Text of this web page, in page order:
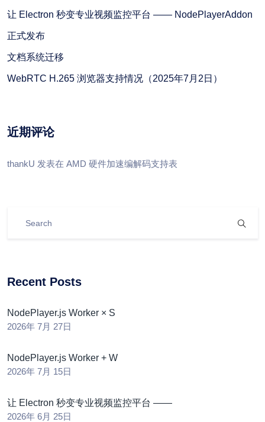
让 Electron 秒变专业视频监控平台 —— NodePlayerAddon
正式发布
文档系统迁移
WebRTC H.265 浏览器支持情况（2025年7月2日）
近期评论
thankU 发表在 AMD 硬件加速编解码支持表
Recent Posts
NodePlayer.js Worker × S
2026年 7月 27日
NodePlayer.js Worker + W
2026年 7月 15日
让 Electron 秒变专业视频监控平台 ——
2026年 6月 25日